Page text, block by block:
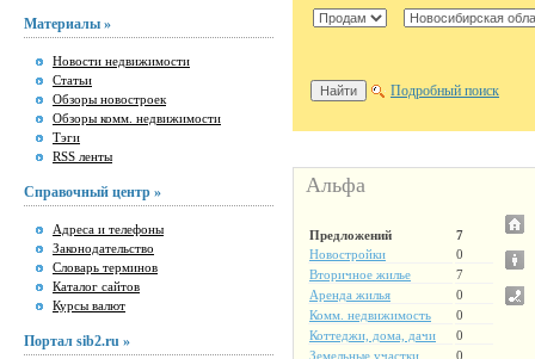
Материалы »
Новости недвижимости
Статьи
Обзоры новостроек
Обзоры комм. недвижимости
Тэги
RSS ленты
Справочный центр »
Адреса и телефоны
Законодательство
Словарь терминов
Каталог сайтов
Курсы валют
Портал sib2.ru »
Подробный поиск
Альфа
Предложений
7
Новостройки
0
Вторичное жилье
7
Аренда жилья
0
Комм. недвижимость
0
Коттеджи, дома, дачи
0
Земельные участки
0